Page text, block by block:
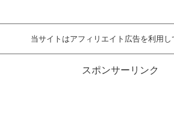
当サイトはアフィリエイト広告を利用し
スポンサーリンク